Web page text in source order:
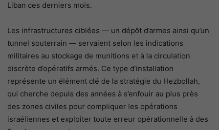
Liban ces derniers mois.
Les infrastructures ciblées — un dépôt d’armes ainsi qu’un
tunnel souterrain — servaient selon les indications
militaires au stockage de munitions et à la circulation
discrète d’opératifs armés. Ce type d’installation
représente un élément clé de la stratégie du Hezbollah,
qui cherche depuis des années à s’enfouir au plus près
des zones civiles pour compliquer les opérations
israéliennes et exploiter toute erreur opérationnelle à des